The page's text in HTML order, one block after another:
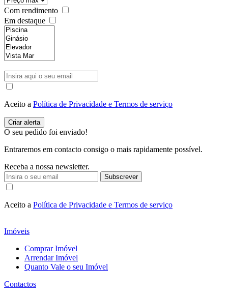
Com rendimento
Em destaque
Aceito a Política de Privacidade e Termos de serviço
O seu pedido foi enviado!
Entraremos em contacto consigo o mais rapidamente possível.
Receba a nossa newsletter.
Subscrever
Aceito a Política de Privacidade e Termos de serviço
Imóveis
Comprar Imóvel
Arrendar Imóvel
Quanto Vale o seu Imóvel
Contactos